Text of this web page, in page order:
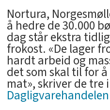
Nortura,
å hedre de 30.000
dag står ekstra
frokost. «De lager
hardt arbeid og
det som skal til for
mat», skriver de tre
Dagligvarehandelen